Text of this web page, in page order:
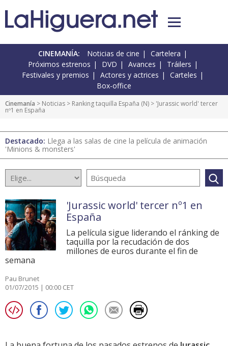
CINEMANÍA: Noticias de cine
Cartelera
Próximos estrenos
DVD Avances
Tráilers
Festivales y premios
Actores y actrices
Carteles
Box-office
Cinemanía > Noticias > Ranking taquilla España (N) > 'Jurassic world' tercer
nº1 en España
Destacado: Llega a las salas de cine la película de animación
'Minions & monsters'
'Jurassic world' tercer nº1 en
España
La película sigue liderando el ránking de
taquilla por la recudación de dos
millones de euros durante el fin de
semana
Pau Brunet
01/07/2015 | 00:00 CET